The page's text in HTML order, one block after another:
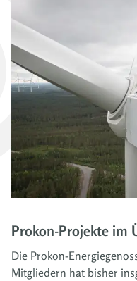
Prokon-Projekte im
Die Prokon-
Mitgliedern hat bisher